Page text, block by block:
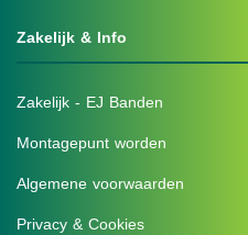
Zakelijk & Info
Zakelijk - EJ Banden
Montagepunt worden
Algemene voorwaarden
Privacy & Cookies